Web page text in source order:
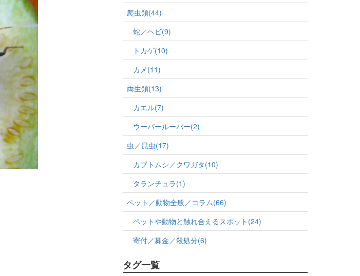
爬虫類(44)
蛇／ヘビ(9)
トカゲ(10)
カメ(11)
両生類(13)
カエル(7)
ウーパールーパー(2)
虫／昆虫(17)
カブトムシ／クワガタ(10)
タランチュラ(1)
ペット／動物全般／コラム(66)
ペットや動物と触れ合えるスポット(24)
寄付／募金／殺処分(6)
タグ一覧